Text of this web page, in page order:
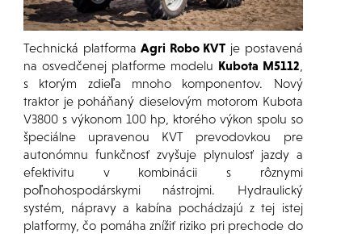
Technická platformaAgri Robo KVT je postavená
na osvedčenej platforme modelu Kubota M5112
s ktorým zdieľa mnoho komponentov. Nový
traktor je poháňaný dieselovým motorom Kubota
V3800 s výkonom 100 hp, ktorého výkon spolu so
špeciálne upravenou KVT prevodovkou pre
autonómnu funkčnosť zvyšuje plynulosť jazdy a
efektivitu v kombinácii s rôznymi
poľnohospodárskymi nástrojmi. Hydraulický
systém, nápravy a kabína pochádzajú z tej istej
platformy, čo pomáha znížiť riziko pri prechode do